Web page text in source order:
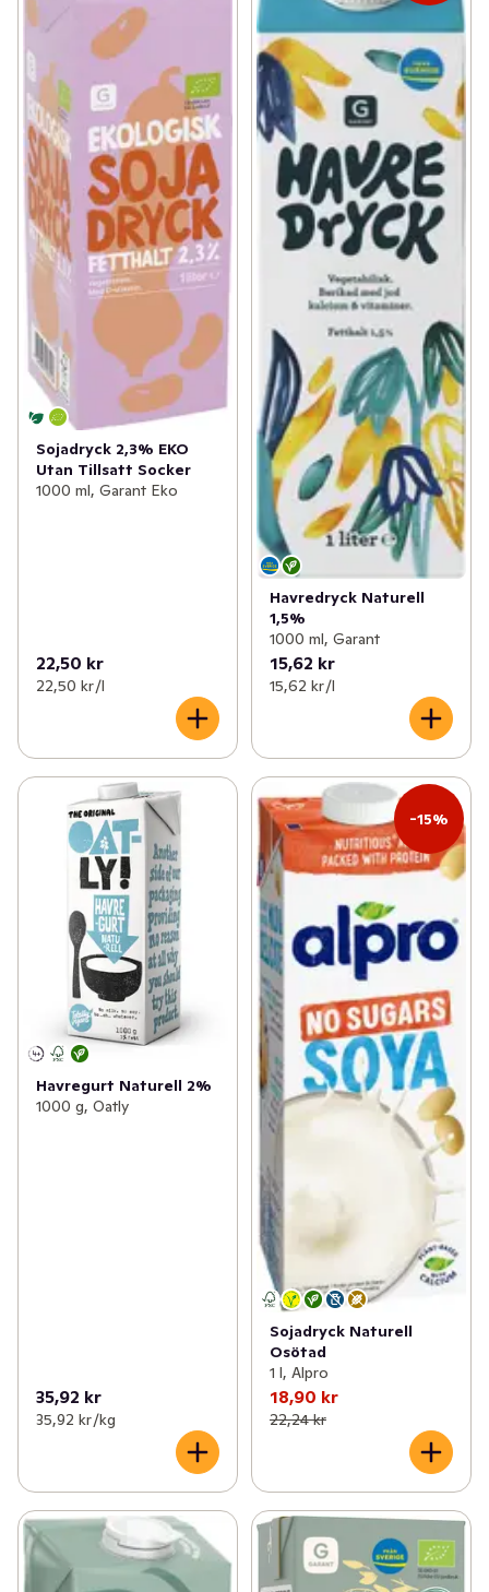
Sojadryck 2,3% EKO
Utan Tillsatt Socker
1000 ml, Garant Eko
22,50 kr
22,50 kr /l
Havredryck Naturell
1,5%
1000 ml, Garant
15,62 kr
15,62 kr /l
Havregurt Naturell 2%
1000 g, Oatly
35,92 kr
35,92 kr /kg
-15%
Sojadryck Naturell
Osötad
1 l, Alpro
18,90 kr
22,24 kr